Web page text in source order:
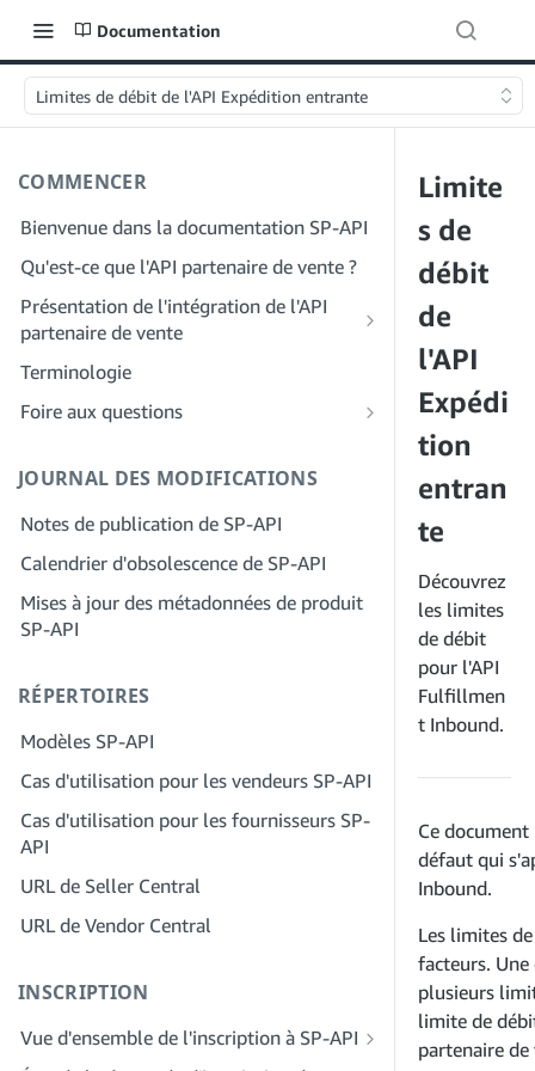
Documentation
Limites de débit de l'API Expédition entrante
COMMENCER
Bienvenue dans la documentation SP-API
Qu'est-ce que l'API partenaire de vente ?
Présentation de l'intégration de l'API
partenaire de vente
Intégration en tant que développeur
développeur
Étape 4 : Inscrivez une application de
test
Étape 5 : Passez votre premier appel à
Étape 6 : Configurez le workflow
production
Étape 8 : Appelez le SP-API en
production
Étape 9 : Testez votre application
Étape 10 : Répertoriez votre application
Intégration en tant que fournisseur de
d'enregistrement et d'autorisation des
fournisseurs de services
Étape 2 : Créez un compte sur le portail
des fournisseurs de solutions pour
votre entreprise
Étape 3 : Vérifiez votre identité
de votre entreprise
Étape 5 : Demander des rôles Seller
Central
Étape 6 : Invitez des employés à
rejoindre votre compte
Étape 7 : Entrez en contact avec les
Terminologie
Foire aux questions
FAQ sur le portail des fournisseurs de
JOURNAL DES MODIFICATIONS
Notes de publication de SP-API
Calendrier d'obsolescence de SP-API
Mises à jour des métadonnées de produit
SP-API
RÉPERTOIRES
Modèles SP-API
Cas d'utilisation pour les vendeurs SP-API
Cas d'utilisation pour les fournisseurs SP-
API
URL de Seller Central
URL de Vendor Central
INSCRIPTION
Vue d'ensemble de l'inscription à SP-API
Limite
s de
débit
de
l'API
Expédi
tion
entran
te
Découvrez
les limites
de débit
pour l'API
Fulfillmen
t Inbound.
Ce
défaut qui
Inbound.
Les limites
facteurs.
plusieurs
limite de
partenaire